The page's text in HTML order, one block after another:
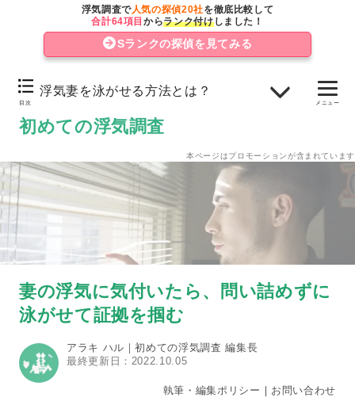
初めての浮気調査
メニュー
本ページはプロモーションが含まれています
妻の浮気に気付いたら、問い詰めずに
泳がせて証拠を掴む
アラキ ハル｜初めての浮気調査 編集長
最終更新日：2022.10.05
執筆・編集ポリシー ｜ お問い合わせ
目次
浮気妻を泳がせる方法とは？
逆ギレされたり言い逃れされる可能性が高い
感情的な追及は関係悪化の可能性も
妻を泳がせて浮気の決定的証拠を掴む
浮気妻を泳がせる方法とは？
いつも通りに接して妻を油断させる
矛盾点があっても指摘しない
行動や会話を記録して浮気調査のヒントを見つける
わざと留守を作り、妻の浮気の証拠を掴みやすくする
制裁を加える？関係修復、それとも離婚？証拠収集後の
応を考える
浮気調査で人気の探偵20社を徹底比較して
合計64項目からランク付けしました！
Sランクの探偵を見てみる